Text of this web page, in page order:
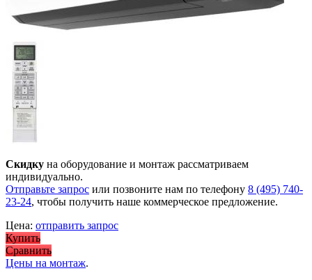
Скидку на оборудование и монтаж рассматриваем
индивидуально.
Отправьте запрос или позвоните нам по телефону 8 (495) 740-
23-24, чтобы получить наше коммерческое предложение.
Цена: отправить запрос
Купить
Сравнить
Цены на монтаж.